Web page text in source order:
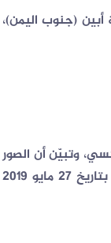
(جنوب اليمن)،
وتبيّن أن الصور
قديمة وتعود لتدريبات للوحدة التكتيكية في جهاز مكافحة الإرهاب العراقي، نُشرت بتاريخ 27 مايو 2019
الرياض قديم...
طائرة أمر...